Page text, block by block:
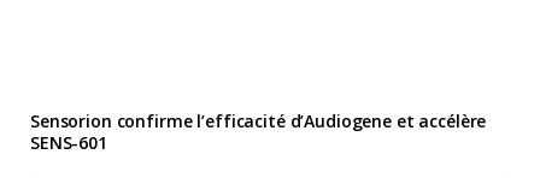
Sensorion confirme l’efficacité d’Audiogene et accélère
SENS-601